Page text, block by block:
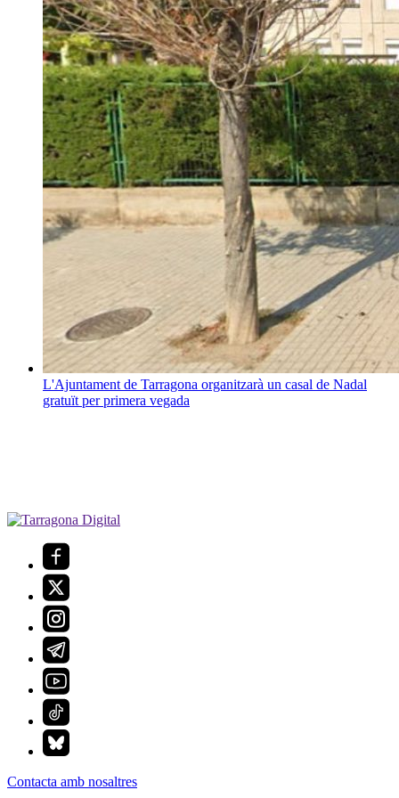
L'Ajuntament de Tarragona organitzarà un casal de Nadal
gratuït per primera vegada
Contacta amb nosaltres